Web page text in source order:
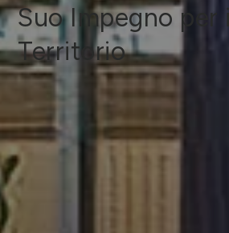
Suo Impegno per il
Territorio